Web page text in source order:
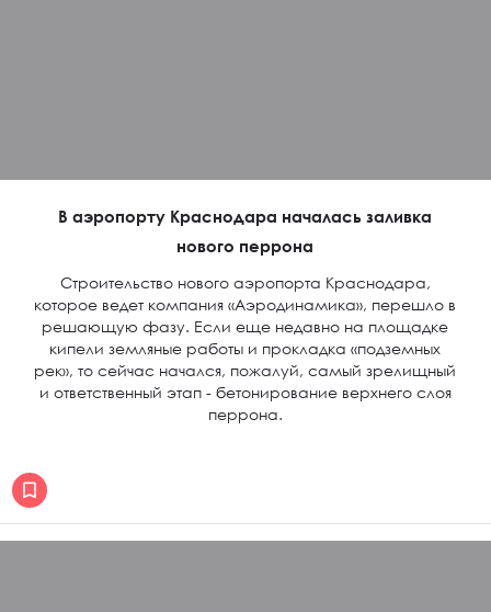
В аэропорту Краснодара началась заливка
нового перрона
Строительство нового аэропорта Краснодара,
которое ведет компания «Аэродинамика», перешло в
решающую фазу. Если еще недавно на площадке
кипели земляные работы и прокладка «подземных
рек», то сейчас начался, пожалуй, самый зрелищный
и ответственный этап - бетонирование верхнего слоя
перрона.